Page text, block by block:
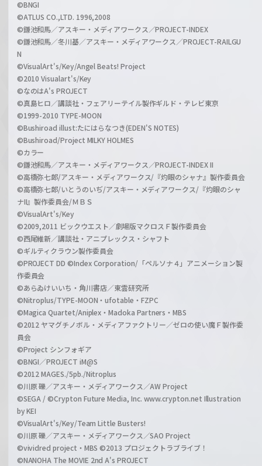
©BNGI
©ATLUS CO.,LTD. 1996,2008
©鎌池和馬／アスキー・メディアワークス／PROJECT-INDEX
©鎌池和馬／冬川基／アスキー・メディアワークス／PROJECT-RAILGU
N
©VisualArt's/Key/Angel Beats! Project
©2010 Visualart's/Key
©なのはA's PROJECT
©真島ヒロ／講談社・フェアリーテイル製作ギルド・テレビ東京
©1999-2010 TYPE-MOON
©Bushiroad illust:たにはらなつき(EDEN'S NOTES)
©Bushiroad/Project MILKY HOLMES
©カラー
©鎌池和馬／アスキー・メディアワークス／PROJECT-INDEX II
©高橋弥七郎/アスキー・メディアワークス/『灼眼のシャナ』製作委員会
©高橋弥七郎/いとうのいぢ/アスキー・メディアワークス/『灼眼のシャ
ナII』製作委員会/ＭＢＳ
©VisualArt's/Key
©2009,2011 ビックウエスト／劇場版マクロスＦ製作委員会
©西尾維新／講談社・アニプレックス・シャフト
©ギルティクラウン製作委員会
©PROJECT DD ©Index Corporation/「ペルソナ４」アニメーション製
作委員会
©あらゐけいいち・角川書店／東雲研究所
©Nitroplus/TYPE-MOON・ufotable・FZPC
©Magica Quartet/Aniplex・Madoka Partners・MBS
©2012 ヤマグチノボル・メディアファクトリー／ゼロの使い魔Ｆ製作委
員会
©Project シンフォギア
©BNGI／PROJECT iM@S
©2012 MAGES./5pb./Nitroplus
©川原 礫／アスキー・メディアワークス／AW Project
©SEGA / ©Crypton Future Media, Inc. www.crypton.net Illustration
by KEI
©VisualArt's/Key/Team Little Busters!
©川原 礫／アスキー・メディアワークス／SAO Project
©vividred project・MBS ©2013 プロジェクトラブライブ！
©NANOHA The MOVIE 2nd A's PROJECT